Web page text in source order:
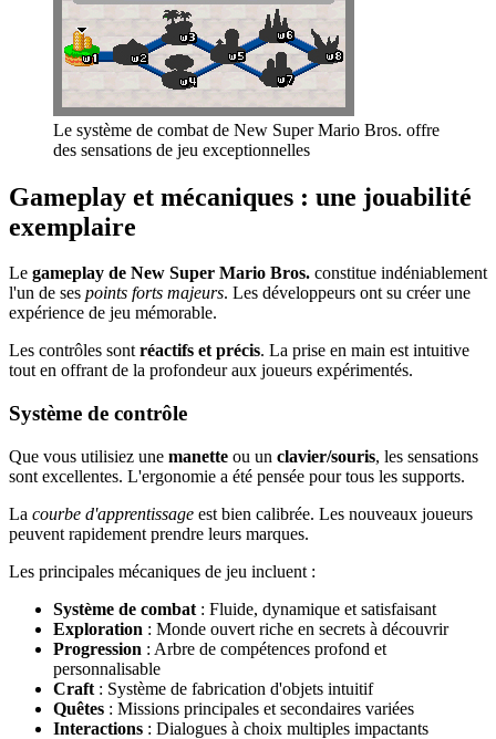
Le système de combat de New Super Mario Bros. offre
des sensations de jeu exceptionnelles
Gameplay et mécaniques : une jouabilité
exemplaire
Le gameplay de New Super Mario Bros. constitue indéniablement
l'un de ses points forts majeurs. Les développeurs ont su créer une
expérience de jeu mémorable.
Les contrôles sontréactifs et précis. La prise en main est intuitive
tout en offrant de la profondeur aux joueurs expérimentés.
Système de contrôle
Que vous utilisiez une manette ou un clavier/souris, les sensations
sont excellentes. L'ergonomie a été pensée pour tous les supports.
La courbe d'apprentissage est bien calibrée. Les nouveaux joueurs
peuvent rapidement prendre leurs marques.
Les principales mécaniques de jeu incluent :
Système de combat : Fluide, dynamique et satisfaisant
Exploration : Monde ouvert riche en secrets à découvrir
Progression : Arbre de compétences profond et
personnalisable
Craft : Système de fabrication d'objets intuitif
Quêtes : Missions principales et secondaires variées
Interactions : Dialogues à choix multiples impactants